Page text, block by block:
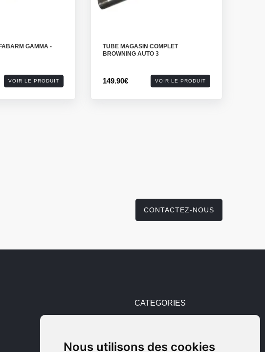
Nous utilisons des cookies
GAMMA -
VOIR LE PRODUIT
TUBE MAGASIN COMPLET
BROWNING AUTO 3
149.90€ VOIR LE PRODUIT
CONTACTEZ-NOUS
CATEGORIES